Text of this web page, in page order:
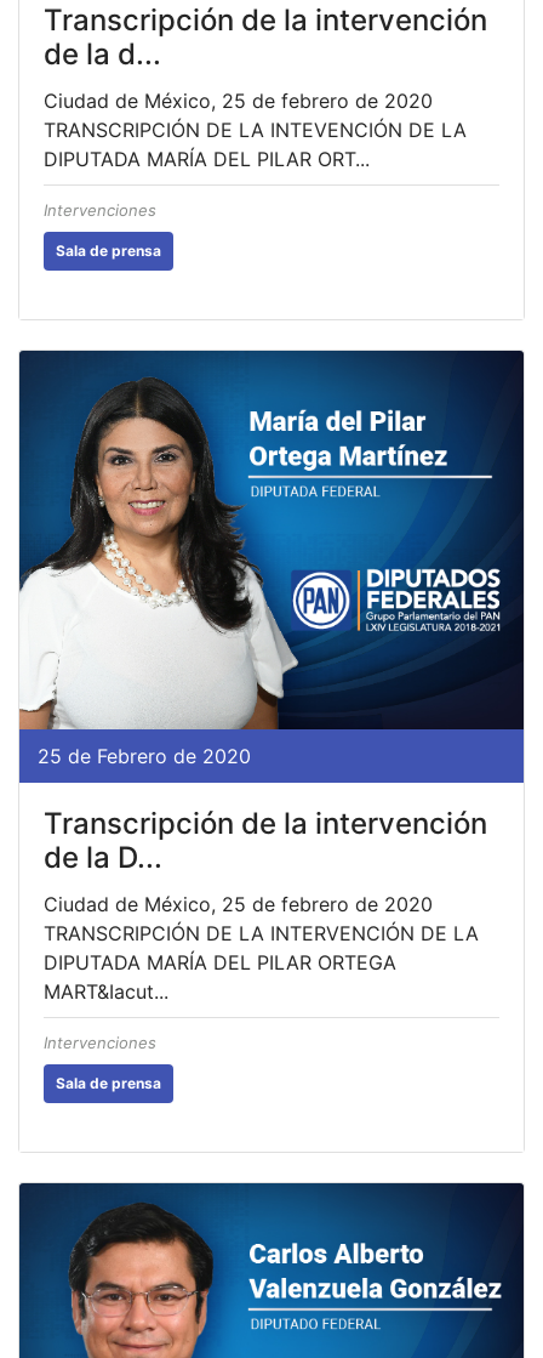
Transcripción de la intervención
de la d...
Ciudad de México, 25 de febrero de 2020
TRANSCRIPCIÓN DE LA INTEVENCIÓN DE LA
DIPUTADA MARÍA DEL PILAR ORT...
Intervenciones
Sala de prensa
25 de Febrero de 2020
Transcripción de la intervención
de la D...
Ciudad de México, 25 de febrero de 2020
TRANSCRIPCIÓN DE LA INTERVENCIÓN DE LA
DIPUTADA MARÍA DEL PILAR ORTEGA
MART&Iacut...
Intervenciones
Sala de prensa